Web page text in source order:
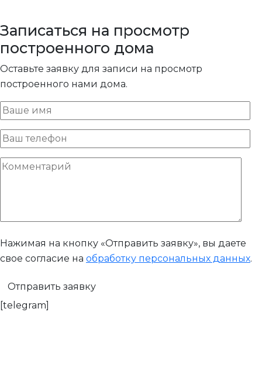
Записаться на просмотр
построенного дома
Оставьте заявку для записи на просмотр
построенного нами дома.
Нажимая на кнопку «Отправить заявку», вы даете
свое согласие на обработку персональных данных.
[telegram]